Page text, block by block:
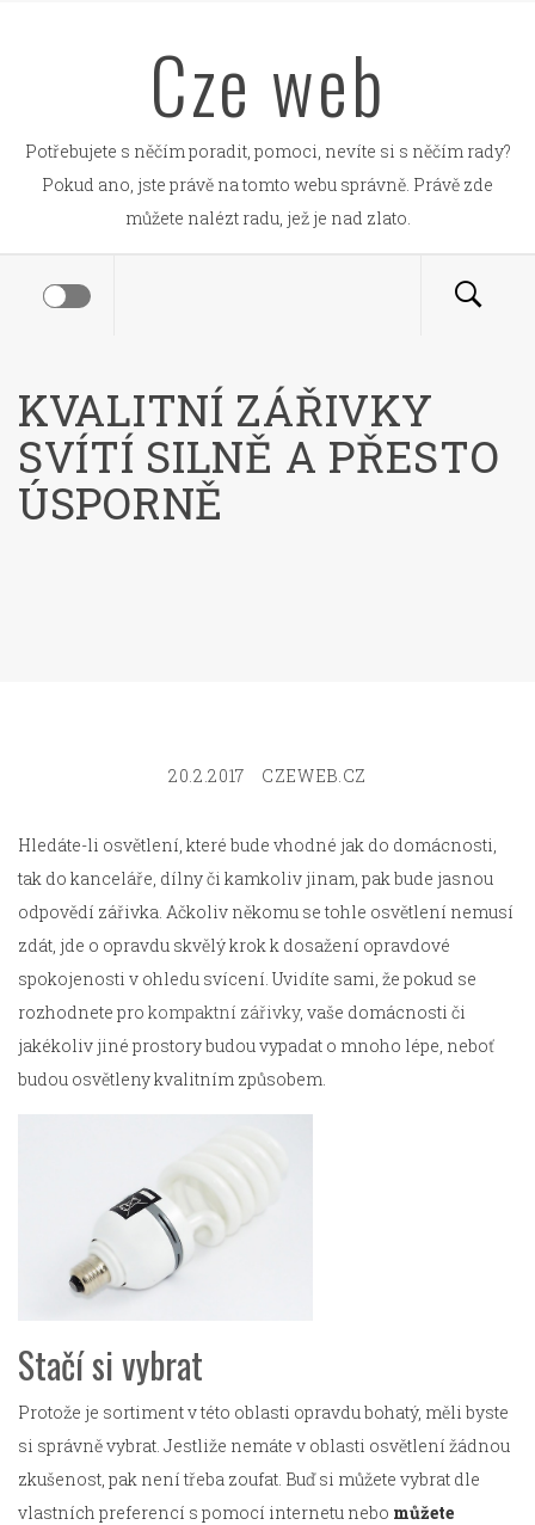
Cze web
Potřebujete s něčím poradit, pomoci, nevíte si s něčím rady?
Pokud ano, jste právě na tomto webu správně. Právě zde
můžete nalézt radu, jež je nad zlato.
KVALITNÍ ZÁŘIVKY
SVÍTÍ SILNĚ A PŘESTO
ÚSPORNĚ
20.2.2017 CZEWEB.CZ
Hledáte-li osvětlení, které bude vhodné jak do domácnosti,
tak do kanceláře, dílny či kamkoliv jinam, pak bude jasnou
odpovědí zářivka. Ačkoliv někomu se tohle osvětlení nemusí
zdát, jde o opravdu skvělý krok k dosažení opravdové
spokojenosti v ohledu svícení. Uvidíte sami, že pokud se
rozhodnete pro kompaktní zářivky, vaše domácnosti či
jakékoliv jiné prostory budou vypadat o mnoho lépe, neboť
budou osvětleny kvalitním způsobem.
Stačí si vybrat
Protože je sortiment v této oblasti opravdu bohatý, měli byste
si správně vybrat. Jestliže nemáte v oblasti osvětlení žádnou
zkušenost, pak není třeba zoufat. Buď si můžete vybrat dle
vlastních preferencí s pomocí internetu nebo můžete